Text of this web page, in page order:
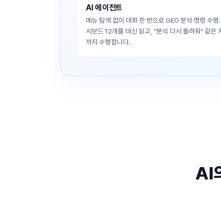
AI 에이전트
메뉴 탐색 없이 대화 한 번으로 GEO 분석·명령 수행
시보드 12개를 대신 읽고, "분석 다시 돌려줘" 같은
까지 수행합니다.
AI